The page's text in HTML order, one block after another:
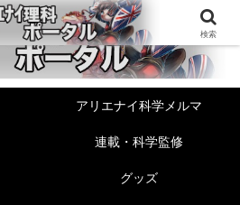
アリエナイ科学メルマ
連載・科学監修
グッズ
検索